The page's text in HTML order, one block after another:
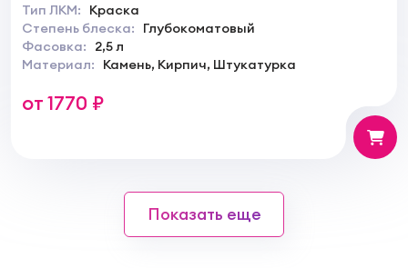
Тип ЛКМ:
Краска
Степень блеска:
Глубокоматовый
Фасовка:
2,5 л
Материал:
Камень, Кирпич, Штукатурка
от 1770 ₽
Показать еще